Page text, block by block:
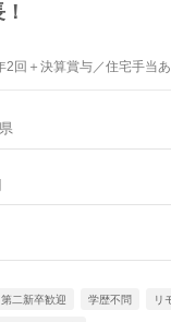
回＋決算賞与／住宅手当あ
第二新卒歓迎 学歴不問 リ